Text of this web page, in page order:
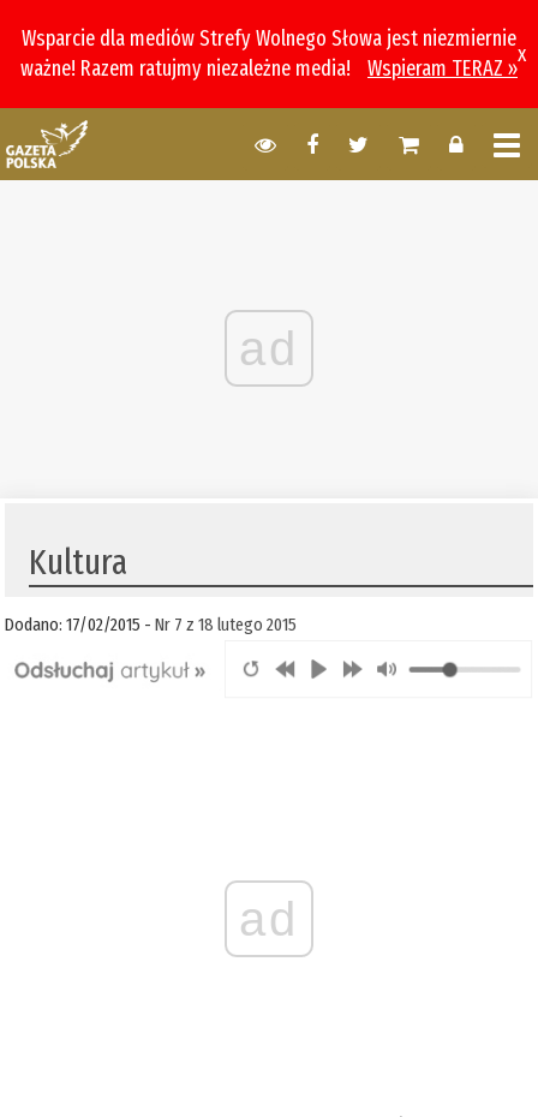
Wsparcie dla mediów Strefy Wolnego Słowa jest niezmiernie
ważne! Razem ratujmy niezależne media!
Wspieram TERAZ »
x
ad
Kultura
Dodano: 17/02/2015 -Nr 7 z 18 lutego 2015
ad